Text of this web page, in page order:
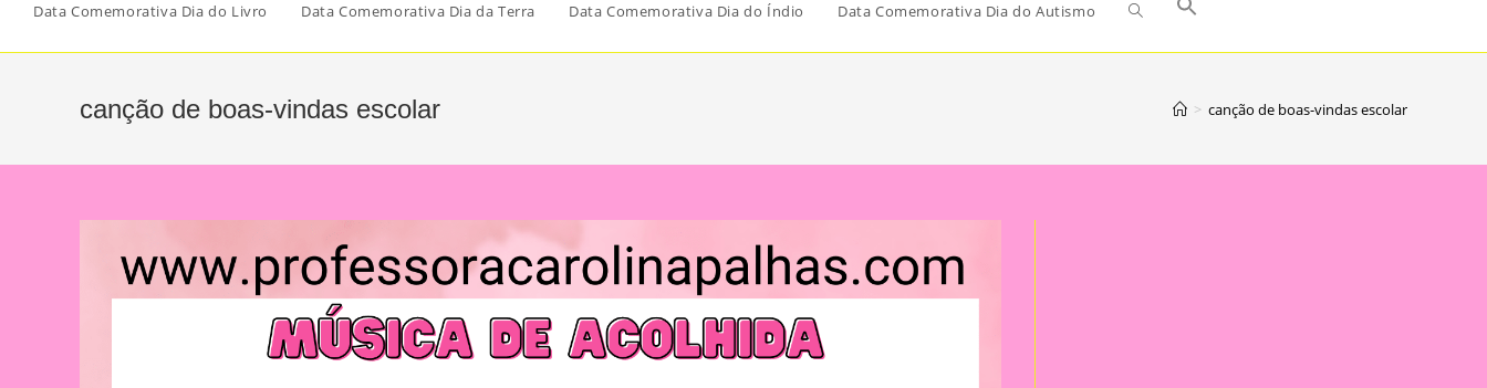
Data Comemorativa Dia do Livro Data Comemorativa Dia da Terra Data Comemorativa Dia do Índio Data Comemorativa Dia do Autismo
canção de boas-vindas escolar > canção de boas-vindas escolar